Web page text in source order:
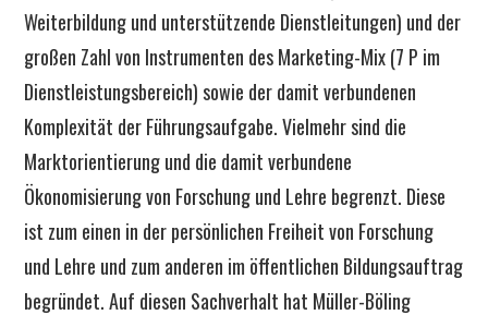
Weiterbildung und unterstützende Dienstleitungen) und der
großen Zahl von Instrumenten des Marketing-Mix (7 P im
Dienstleistungsbereich) sowie der damit verbundenen
Komplexität der Führungsaufgabe. Vielmehr sind die
Marktorientierung und die damit verbundene
Ökonomisierung von Forschung und Lehre begrenzt. Diese
ist zum einen in der persönlichen Freiheit von Forschung
und Lehre und zum anderen im öffentlichen Bildungsauftrag
begründet. Auf diesen Sachverhalt hat Müller-Böling